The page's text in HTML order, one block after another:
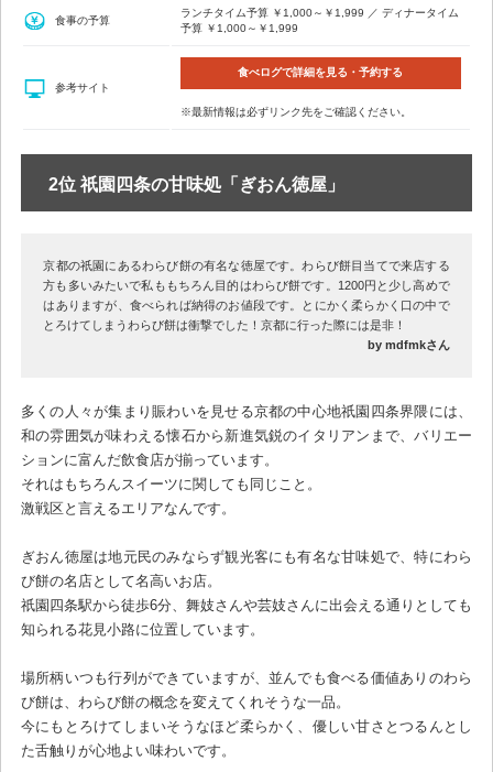
食事の予算
ランチタイム予算 ￥1,000～￥1,999 ／ ディナータイム
予算 ￥1,000～￥1,999
参考サイト
食べログで詳細を見る・予約する
※最新情報は必ずリンク先をご確認ください。
2位 祇園四条の甘味処「ぎおん徳屋」
京都の祇園にあるわらび餅の有名な徳屋です。わらび餅目当てで来店する
方も多いみたいで私ももちろん目的はわらび餅です。1200円と少し高めで
はありますが、食べられば納得のお値段です。とにかく柔らかく口の中で
とろけてしまうわらび餅は衝撃でした！京都に行った際には是非！
by mdfmkさん
多くの人々が集まり賑わいを見せる京都の中心地祇園四条界隈には、
和の雰囲気が味わえる懐石から新進気鋭のイタリアンまで、バリエー
ションに富んだ飲食店が揃っています。
それはもちろんスイーツに関しても同じこと。
激戦区と言えるエリアなんです。
ぎおん徳屋は地元民のみならず観光客にも有名な甘味処で、特にわら
び餅の名店として名高いお店。
祇園四条駅から徒歩6分、舞妓さんや芸妓さんに出会える通りとしても
知られる花見小路に位置しています。
場所柄いつも行列ができていますが、並んでも食べる価値ありのわら
び餅は、わらび餅の概念を変えてくれそうな一品。
今にもとろけてしまいそうなほど柔らかく、優しい甘さとつるんとし
た舌触りが心地よい味わいです。